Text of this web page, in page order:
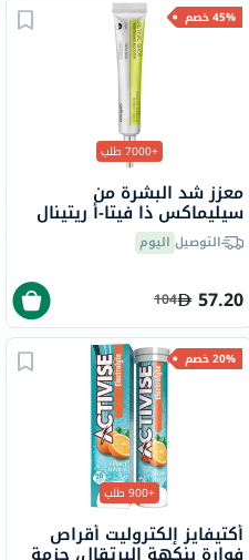
45% خصم
+7000 طلب
معزز شد البشرة من
سيليماكس ذا فيتا-أ ريتينال
شوت، 15 مل
التوصيل اليوم
57.20
104
20% خصم
+900 طلب
أكتيفايز إلكتروليت أقراص